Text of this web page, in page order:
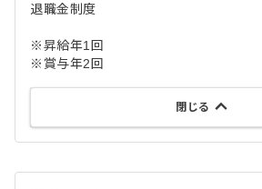
退職金制度
※昇給年1回
※賞与年2回
閉じる